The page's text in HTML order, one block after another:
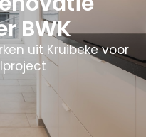
BWK
uit Kruibeke voor